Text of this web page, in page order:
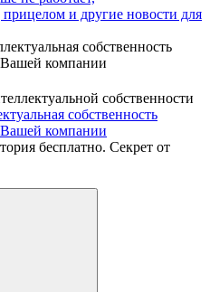
и другие новости для
собственности
собственность
компании
бесплатно. Секрет от